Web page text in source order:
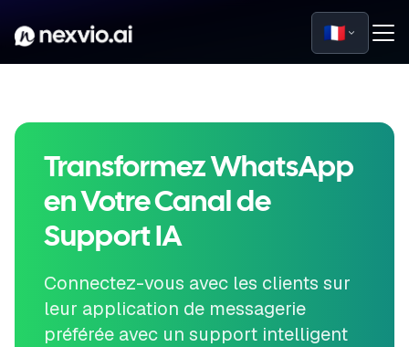
🇫🇷
Transformez WhatsApp
en Votre Canal de
Support IA
Connectez-vous avec les clients sur
leur application de messagerie
préférée avec un support intelligent